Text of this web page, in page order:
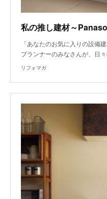
「あなたのお気に入りの設備
プランナーのみなさんが、日
リフォマガ